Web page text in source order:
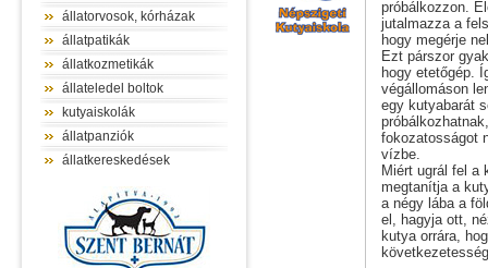
állatorvosok, kórházak
állatpatikák
állatkozmetikák
állateledel boltok
kutyaiskolák
állatpanziók
állatkereskedések
próbálkozzon.
jutalmazza a
hogy megérje
Ezt párszor
hogy etetőgép.
végállomáson
egy kutyabarát
fokozatosságot
vízbe.
Miért ugrál fel a
megtanítja a
a négy lába a
el, hagyja ott,
kutya orrára,